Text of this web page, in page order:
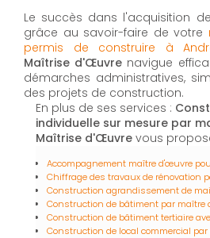
Le succès dans l'acquisition
grâce au savoir-faire de votre
permis de construire à
Maîtrise d'Œuvre navigue
démarches administratives,
des projets de construction.
En plus de ses services :
individuelle sur mesure par
Maîtrise d'Œuvre vous
Accompagnement maître d'œuvre
Chiffrage des travaux de rénovation
Construction agrandissement de
Construction de bâtiment par maître
Construction de bâtiment tertiaire
Construction de local commercial